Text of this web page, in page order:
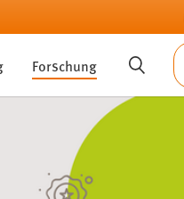
Forschung SUCHE